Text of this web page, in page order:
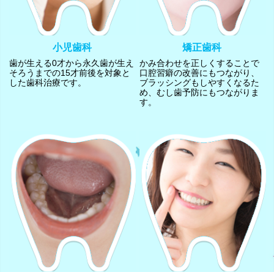
小児歯科
歯が生える0才から永久歯が生え
そろうまでの15才前後を対象と
した歯科治療です。
矯正歯科
かみ合わせを正しくすることで
口腔習癖の改善にもつながり、
ブラッシングもしやすくなるた
め、むし歯予防にもつながりま
す。